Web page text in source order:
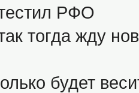
РФО
тогда жду
будет